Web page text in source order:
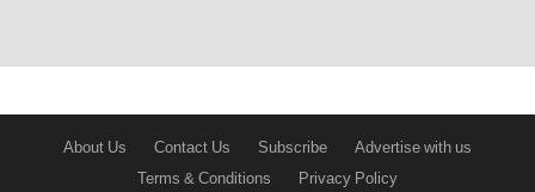
About Us Contact Us Subscribe
Advertise with us
Terms & Conditions
Privacy Policy